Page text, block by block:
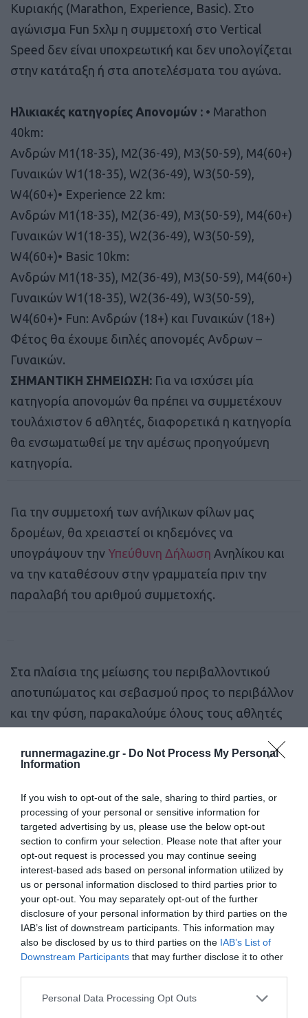
runnermagazine.gr - Do Not Process My Personal
Information
If you wish to opt-out of the sale, sharing to third parties, or
processing of your personal or sensitive information for
targeted advertising by us, please use the below opt-out
section to confirm your selection. Please note that after your
opt-out request is processed you may continue seeing
interest-based ads based on personal information utilized by
us or personal information disclosed to third parties prior to
your opt-out. You may separately opt-out of the further
disclosure of your personal information by third parties on the
IAB’s list of downstream participants. This information may
also be disclosed by us to third parties on the IAB’s List of
Downstream Participants that may further disclose it to other
Personal Data Processing Opt Outs
Κυριακής (Marathon, Experience, Basic). Στο
αγώνισμα Fun 5χλμ η συμμετοχή στο Vertical
Speed δεν είναι υποχρεωτική και δεν υπολογίζεται
στην κατάταξη ή στα αποτελέσματα του αγώνα.
Ηλικιακές κατηγορίες Απονομών : • Marathon
40km:
Ανδρών Μ1(18-35), Μ2(36-49), Μ3(50-59), Μ4(60+)
Γυναικών W1(18-35), W2(36-49), W3(50-59),
W4(60+)• Experience 22 km:
Ανδρών Μ1(18-35), Μ2(36-49), Μ3(50-59), Μ4(60+)
Γυναικών W1(18-35), W2(36-49), W3(50-59),
W4(60+)• Basic 10km:
Ανδρών Μ1(18-35), Μ2(36-49), Μ3(50-59), Μ4(60+)
Γυναικών W1(18-35), W2(36-49), W3(50-59),
W4(60+)• Fun: Ανδρών (18+) και Γυναικών (18+)
Φέτος θα έχουμε διπλές απονομές Ανδρων –
Γυναικών.
ΣΗΜΑΝΤΙΚΗ ΣΗΜΕΙΩΣΗ: Για να ισχύσει μία
κατηγορία απονομών θα πρέπει να συμμετέχουν
τουλάχιστον 6 αθλητές, διαφορετικά η κατηγορία
θα ενσωματωθεί με την αμέσως προηγούμενη
κατηγορία.
Για την συμμετοχή των ανήλικων φίλων μας
δρομέων, θα χρειαστεί οι κηδεμόνες να
υπογράψουν την Υπεύθυνη Δήλωση Ανηλίκου και
να την καταθέσουν στην γραμματεία πριν την
παραλαβή του αριθμού συμμετοχής.
Στα πλαίσια της μείωσης του περιβαλλοντικού
αποτυπώματος και σεβασμού προς το περιβάλλον
και την φύση, παρακαλούμε όλους τους αθλητές
αποβλήτων.